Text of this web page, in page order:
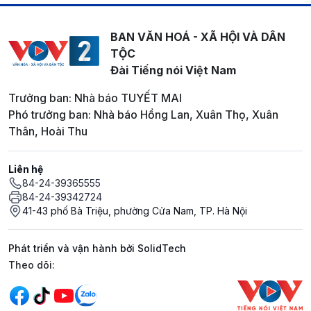
BAN VĂN HOÁ - XÃ HỘI VÀ DÂN
TỘC
Đài Tiếng nói Việt Nam
Trưởng ban: Nhà báo TUYẾT MAI
Phó trưởng ban: Nhà báo Hồng Lan, Xuân Thọ, Xuân
Thân, Hoài Thu
Liên hệ
84-24-39365555
84-24-39342724
41-43 phố Bà Triệu, phường Cửa Nam, TP. Hà Nội
Phát triển và vận hành bởi SolidTech
Mạng xã hội
Theo dõi: